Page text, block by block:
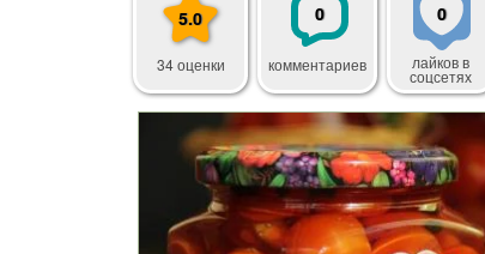
5.0
34 оценки
0
комментариев
0
лайковв
соцсетях